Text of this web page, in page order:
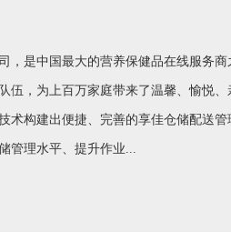
，是中国最大的营养保健品在线服务
伍，为上百万家庭带来了温馨、愉悦
术构建出便捷、完善的享佳仓储配送
管理水平、提升作业...